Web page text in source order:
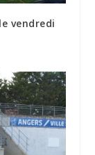
vendredi